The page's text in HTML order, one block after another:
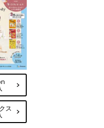
ス